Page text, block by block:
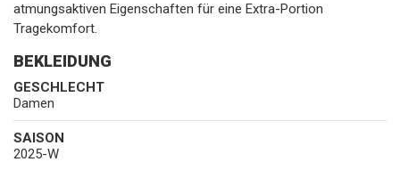
atmungsaktiven Eigenschaften für eine Extra-Portion
Tragekomfort.
BEKLEIDUNG
GESCHLECHT
Damen
SAISON
2025-W